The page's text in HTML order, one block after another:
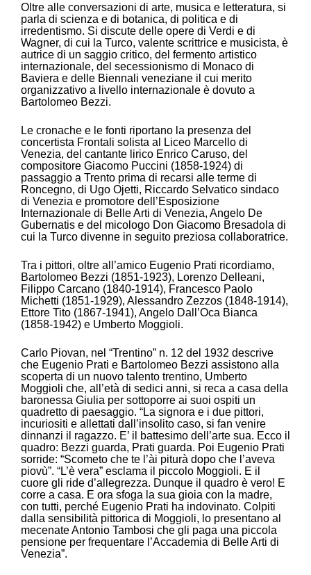
Oltre alle conversazioni di arte, musica e letteratura, si
parla di scienza e di botanica, di politica e di
irredentismo. Si discute delle opere di Verdi e di
Wagner, di cui la Turco, valente scrittrice e musicista, è
autrice di un saggio critico, del fermento artistico
internazionale, del secessionismo di Monaco di
Baviera e delle Biennali veneziane il cui merito
organizzativo a livello internazionale è dovuto a
Bartolomeo Bezzi.
Le cronache e le fonti riportano la presenza del
concertista Frontali solista al Liceo Marcello di
Venezia, del cantante lirico Enrico Caruso, del
compositore Giacomo Puccini (1858-1924) di
passaggio a Trento prima di recarsi alle terme di
Roncegno, di Ugo Ojetti, Riccardo Selvatico sindaco
di Venezia e promotore dell’Esposizione
Internazionale di Belle Arti di Venezia, Angelo De
Gubernatis e del micologo Don Giacomo Bresadola di
cui la Turco divenne in seguito preziosa collaboratrice.
Tra i pittori, oltre all’amico Eugenio Prati ricordiamo,
Bartolomeo Bezzi (1851-1923), Lorenzo Delleani,
Filippo Carcano (1840-1914), Francesco Paolo
Michetti (1851-1929), Alessandro Zezzos (1848-1914),
Ettore Tito (1867-1941), Angelo Dall’Oca Bianca
(1858-1942) e Umberto Moggioli.
Carlo Piovan, nel “Trentino” n. 12 del 1932 descrive
che Eugenio Prati e Bartolomeo Bezzi assistono alla
scoperta di un nuovo talento trentino, Umberto
Moggioli che, all’età di sedici anni, si reca a casa della
baronessa Giulia per sottoporre ai suoi ospiti un
quadretto di paesaggio. “La signora e i due pittori,
incuriositi e allettati dall’insolito caso, si fan venire
dinnanzi il ragazzo. E’ il battesimo dell’arte sua. Ecco il
quadro: Bezzi guarda, Prati guarda. Poi Eugenio Prati
sorride: “Scometo che te l’ài piturà dopo che l’aveva
piovù”. “L’è vera” esclama il piccolo Moggioli. E il
cuore gli ride d’allegrezza. Dunque il quadro è vero! E
corre a casa. E ora sfoga la sua gioia con la madre,
con tutti, perché Eugenio Prati ha indovinato. Colpiti
dalla sensibilità pittorica di Moggioli, lo presentano al
mecenate Antonio Tambosi che gli paga una piccola
pensione per frequentare l’Accademia di Belle Arti di
Venezia”.